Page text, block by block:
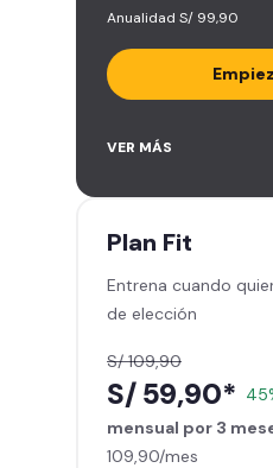
Anualidad S/ 99,90
Entrena en
(+2.000)
de peso libre e
Máquinas,
Clases grupales
Smart Fit App -
entrenamiento
Relájate en los
masajes
VER MÁS
Plan Fit
Entrena cuando
de elección
S/ 109,90
S/ 59,90*
mensual por 3
109,90/mes